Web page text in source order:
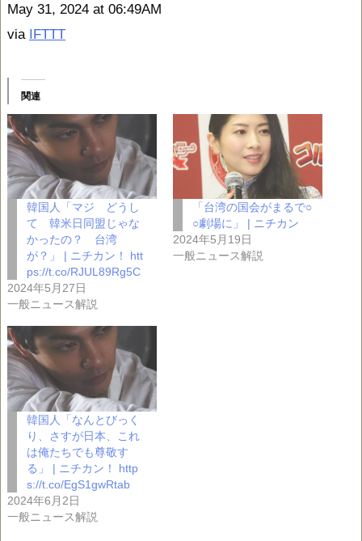
May 31, 2024 at 06:49AM
via IFTTT
関連
韓国人「マジ どうし
て 韓米日同盟じゃな
かったの？ 台湾
が？」 | ニチカン！ htt
ps://t.co/RJUL89Rg5C
2024年5月27日
一般ニュース解説
「台湾の国会がまるで○
○劇場に」 | ニチカン
2024年5月19日
一般ニュース解説
韓国人「なんとびっく
り、さすが日本、これ
は俺たちでも尊敬す
る」 | ニチカン！ http
s://t.co/EgS1gwRtab
2024年6月2日
一般ニュース解説